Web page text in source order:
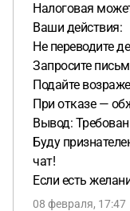
Налоговая
Ваши действия:
Не переводите
Запросите
Подайте
При отказе —
Вывод:
Буду
чат!
Если есть
08 февраля, 17:47